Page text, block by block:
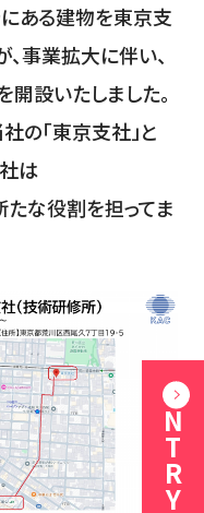
ある建物を東京支
事業拡大に伴い、
設いたしました。
の「東京支社」と
は
たな役割を担ってま
ENTRY